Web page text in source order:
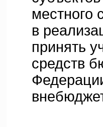
местного
в
принять
средств